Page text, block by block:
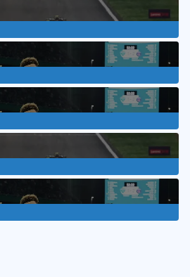
1Posts
3Posts
8Posts
3Posts